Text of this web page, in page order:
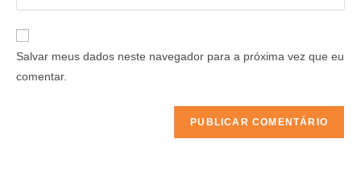
Salvar meus dados neste navegador para a próxima vez que eu
comentar.